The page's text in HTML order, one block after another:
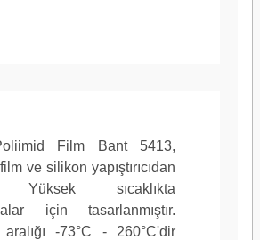
Film Bant 5413,
ve silikon yapıştırıcıdan
Yüksek sıcaklıkta
için tasarlanmıştır.
aralığı -73°C - 260°C'dir